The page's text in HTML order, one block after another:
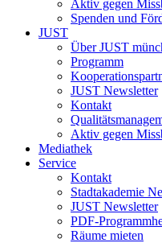
Aktiv gegen
Spenden und
JUST
Über JUST
Programm
JUST Newsletter
Kontakt
Aktiv gegen
Mediathek
Service
Kontakt
Stadtakademie
JUST Newsletter
PDF-
Räume mieten